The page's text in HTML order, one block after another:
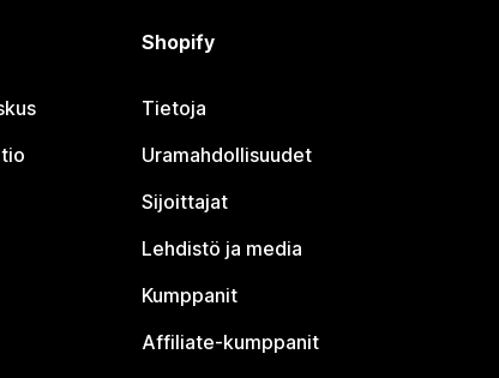
Shopify
Tietoja
Uramahdollisuudet
Sijoittajat
Lehdistö ja media
Kumppanit
Affiliate-kumppanit